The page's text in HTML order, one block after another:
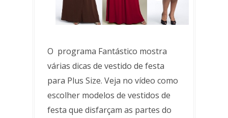
O programa Fantástico mostra
várias dicas de vestido de festa
para Plus Size. Veja no vídeo como
escolher modelos de vestidos de
festa que disfarçam as partes do